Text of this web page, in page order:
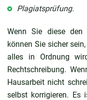
Plagiatsprüfung.
Wenn Sie diese den
können Sie sicher
alles in Ordnung
Rechtschreibung.
Hausarbeit nicht
selbst korrigieren. Es